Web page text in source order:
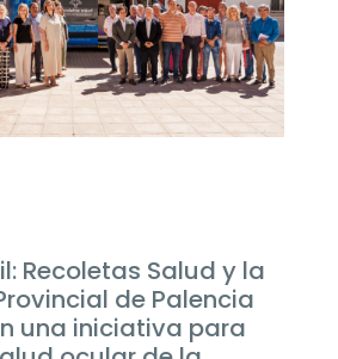
Recoletas Salud y la
de Palencia
una iniciativa para